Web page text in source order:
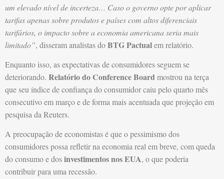
um elevado nível de incerteza… Caso o governo opte por aplicar
tarifas apenas sobre produtos e países com altos diferenciais
tarifários, o impacto sobre a economia americana seria mais
limitado”, disseram analistas doBTG Pactualem relatório.
Enquanto isso, as expectativas de consumidores seguem se
deteriorando. Relatório do Conference Boardmostrou na terça
que seu índice de confiança do consumidor caiu pelo quarto mês
consecutivo em março e de forma mais acentuada que projeção em
pesquisa da Reuters.
A preocupação de economistas é que o pessimismo dos
consumidores possa refletir na economia real em breve, com queda
do consumo e dosinvestimentos nos EUA, o que poderia
contribuir para uma recessão.